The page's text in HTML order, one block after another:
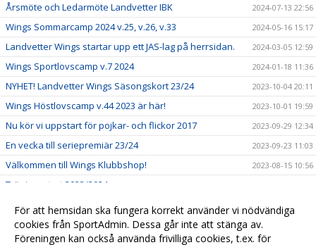
Årsmöte och Ledarmöte Landvetter IBK 2024-07-13 22:56
Wings Sommarcamp 2024 v.25, v.26, v.33 2024-05-16 15:17
Landvetter Wings startar upp ett JAS-lag på herrsidan. 2024-03-05 12:59
Wings Sportlovscamp v.7 2024 2024-01-18 11:36
NYHET! Landvetter Wings Säsongskort 23/24 2023-10-04 20:11
Wings Höstlovscamp v.44 2023 är här! 2023-10-01 19:59
Nu kör vi uppstart för pojkar- och flickor 2017 2023-09-29 12:34
En vecka till seriepremiär 23/24 2023-09-23 11:03
Välkommen till Wings Klubbshop! 2023-08-15 10:56
Träningsstart 2023/2024
Hemvändare klar för herrlaget! 2023-03-16 15:20
USM - F16 - Kvalhelg i Pinntorp 4-5/2 2023-02-03 16:13
För att hemsidan ska fungera korrekt använder vi nödvändiga
cookies från SportAdmin. Dessa går inte att stänga av.
Föreningen kan också använda frivilliga cookies, t.ex. för